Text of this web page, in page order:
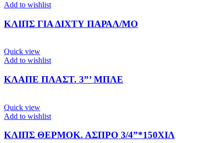
Add to wishlist
ΚΛΙΠΣ ΓΙΑ ΔΙΧΤΥ ΠΑΡΑΛ/ΜΟ
Quick view
Add to wishlist
ΚΛΑΠΕ ΠΛΑΣΤ. 3”’ ΜΠΛΕ
Quick view
Add to wishlist
ΚΛΙΠΣ ΘΕΡΜΟΚ. ΑΣΠΡΟ 3/4”*150ΧΙΛ